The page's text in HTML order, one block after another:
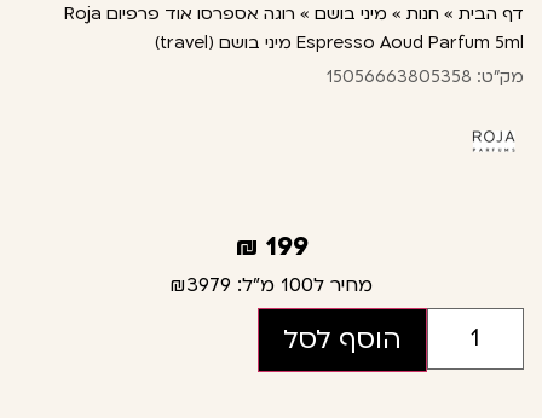
דף הבית » חנות » מיני בושם »
רוגה אספרסו אוד פרפיום Roja
Espresso Aoud Parfum 5ml מיני בושם (travel)
מק"ט: 15056663805358
199
₪
מחיר ל100 מ"ל: ₪3979
הוסף לסל